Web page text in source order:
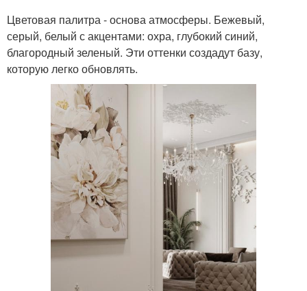
Цветовая палитра - основа атмосферы. Бежевый,
серый, белый с акцентами: охра, глубокий синий,
благородный зеленый. Эти оттенки создадут базу,
которую легко обновлять.